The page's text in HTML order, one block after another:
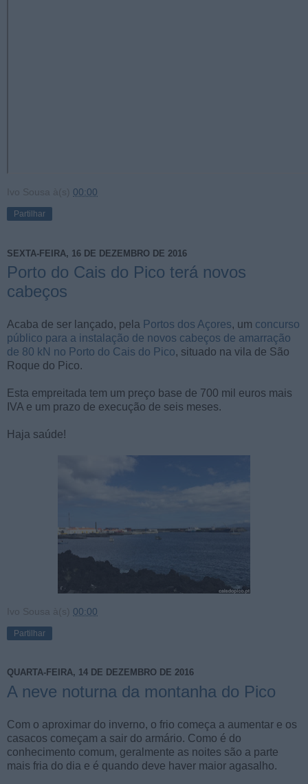
Ivo Sousa à(s) 00:00
Partilhar
SEXTA-FEIRA, 16 DE DEZEMBRO DE 2016
Porto do Cais do Pico terá novos
cabeços
Acaba de ser lançado, pela Portos dos Açores, um concurso
público para a instalação de novos cabeços de amarração
de 80 kN no Porto do Cais do Pico, situado na vila de São
Roque do Pico.
Esta empreitada tem um preço base de 700 mil euros mais
IVA e um prazo de execução de seis meses.
Haja saúde!
Ivo Sousa à(s) 00:00
Partilhar
QUARTA-FEIRA, 14 DE DEZEMBRO DE 2016
A neve noturna da montanha do Pico
Com o aproximar do inverno, o frio começa a aumentar e os
casacos começam a sair do armário. Como é do
conhecimento comum, geralmente as noites são a parte
mais fria do dia e é quando deve haver maior agasalho.